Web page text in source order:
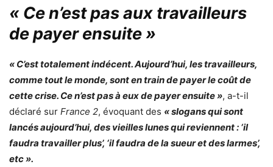
« Ce n’est pas aux travailleurs
de payer ensuite »
« C’est totalement indécent. Aujourd’hui, les travailleurs,
comme tout le monde, sont en train de payer le coût de
cette crise. Ce n’est pas à eux de payer ensuite », a-t-il
déclaré sur France 2, évoquant des « slogans qui sont
lancés aujourd’hui, des vieilles lunes qui reviennent : ‘il
faudra travailler plus’, ‘il faudra de la sueur et des larmes’,
etc ».